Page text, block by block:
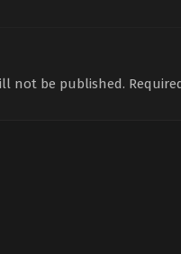
not be published.